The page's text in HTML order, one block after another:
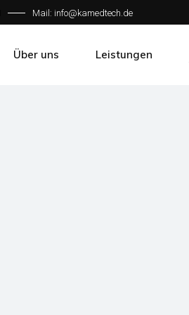
Mail: info@kamedtech.de
Über uns Leistungen